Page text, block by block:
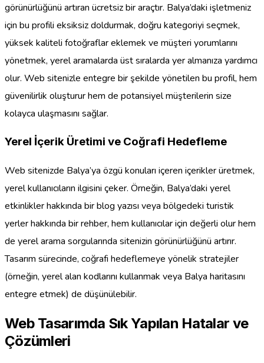
görünürlüğünü artıran ücretsiz bir araçtır. Balya’daki işletmeniz
için bu profili eksiksiz doldurmak, doğru kategoriyi seçmek,
yüksek kaliteli fotoğraflar eklemek ve müşteri yorumlarını
yönetmek, yerel aramalarda üst sıralarda yer almanıza yardımcı
olur. Web sitenizle entegre bir şekilde yönetilen bu profil, hem
güvenilirlik oluşturur hem de potansiyel müşterilerin size
kolayca ulaşmasını sağlar.
Yerel İçerik Üretimi ve Coğrafi Hedefleme
Web sitenizde Balya’ya özgü konuları içeren içerikler üretmek,
yerel kullanıcıların ilgisini çeker. Örneğin, Balya’daki yerel
etkinlikler hakkında bir blog yazısı veya bölgedeki turistik
yerler hakkında bir rehber, hem kullanıcılar için değerli olur hem
de yerel arama sorgularında sitenizin görünürlüğünü artırır.
Tasarım sürecinde, coğrafi hedeflemeye yönelik stratejiler
(örneğin, yerel alan kodlarını kullanmak veya Balya haritasını
entegre etmek) de düşünülebilir.
Web Tasarımda Sık Yapılan Hatalar ve
Çözümleri